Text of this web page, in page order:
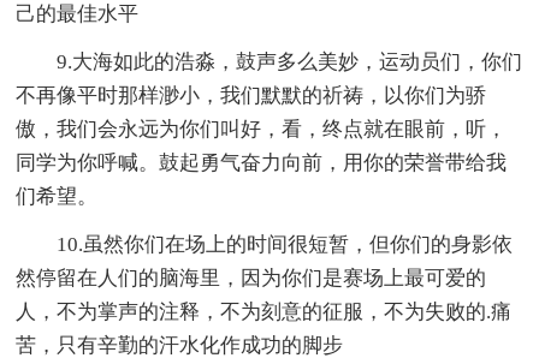
己的最佳水平
9.大海如此的浩淼，鼓声多么美妙，运动员们，你们
不再像平时那样渺小，我们默默的祈祷，以你们为骄
傲，我们会永远为你们叫好，看，终点就在眼前，听，
同学为你呼喊。鼓起勇气奋力向前，用你的荣誉带给我
们希望。
10.虽然你们在场上的时间很短暂，但你们的身影依
然停留在人们的脑海里，因为你们是赛场上最可爱的
人，不为掌声的注释，不为刻意的征服，不为失败的.痛
苦，只有辛勤的汗水化作成功的脚步